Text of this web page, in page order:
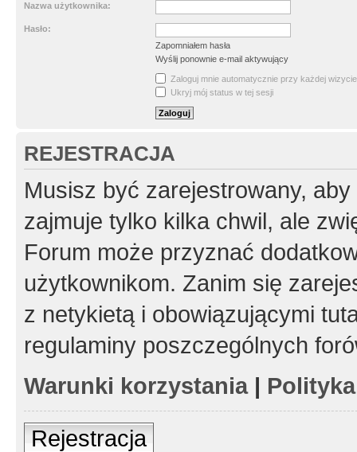
Nazwa użytkownika:
Hasło:
Zapomniałem hasła
Wyślij ponownie e-mail aktywujący
Zaloguj mnie automatycznie przy każdej wizycie
Ukryj mój status w tej sesji
REJESTRACJA
Musisz być zarejestrowany,
zajmuje tylko kilka chwil, ale
Forum może przyznać
użytkownikom. Zanim się
z netykietą i obowiązującymi
regulaminy poszczególnych
Warunki korzystania|
Rejestracja